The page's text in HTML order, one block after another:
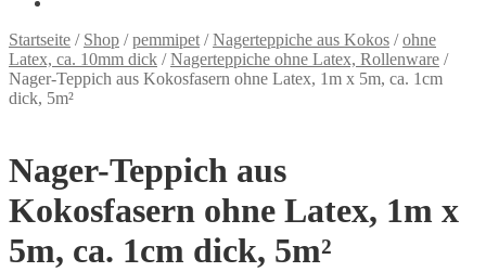
Startseite / Shop /pemmipet /Nagerteppiche aus Kokos /ohne
Latex, ca. 10mm dick /Nagerteppiche ohne Latex, Rollenware /
Nager-Teppich aus Kokosfasern ohne Latex, 1m x 5m, ca. 1cm
dick, 5m²
Nager-Teppich aus
Kokosfasern ohne Latex, 1m x
5m, ca. 1cm dick, 5m²